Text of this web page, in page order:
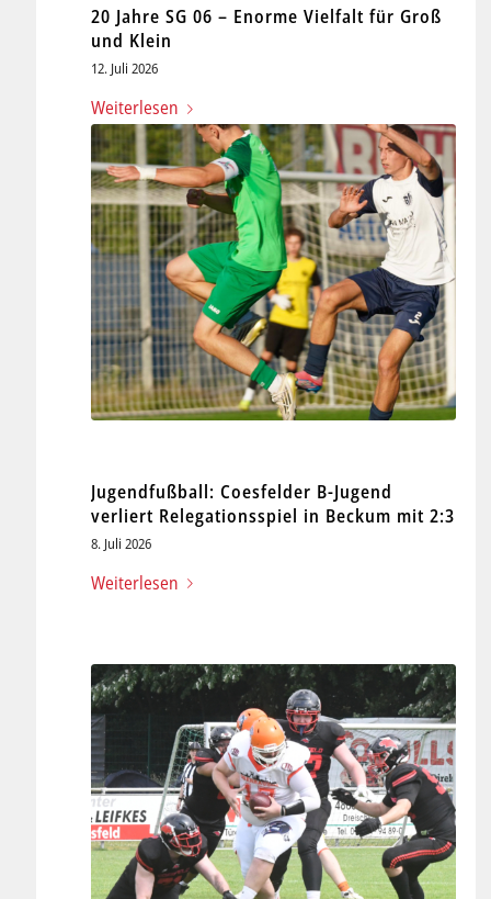
20 Jahre SG 06 – Enorme Vielfalt für Groß
und Klein
12. Juli 2026
Weiterlesen
Jugendfußball: Coesfelder B-Jugend
verliert Relegationsspiel in Beckum mit 2:3
8. Juli 2026
Weiterlesen